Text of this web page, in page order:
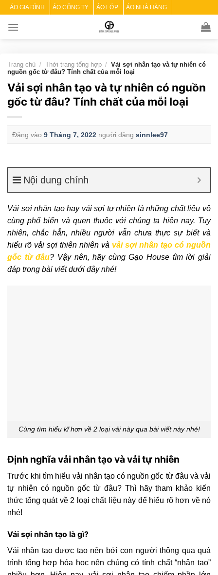
Skip
content
ÁO GIA ĐÌNH ÁO CÔNG TY ÁO LỚP ÁO NHÀ HÀNG
Trang chủ / Thời trang tổng hợp / Vải sợi nhân tạo và tự nhiên có
nguồn gốc từ đâu? Tính chất của mỗi loại
Vải sợi nhân tạo và tự nhiên có nguồn
gốc từ đâu? Tính chất của mỗi loại
Đăng vào 9 Tháng 7, 2022 người đăng sinnlee97
Nội dung chính
Vải sợi nhân tạo hay vải sợi tự nhiên là những chất liệu vô
cùng phổ biến và quen thuộc với chúng ta hiện nay. Tuy
nhiên, chắc hẳn, nhiều người vẫn chưa thực sự biết và
hiểu rõ vải sợi thiên nhiên và vải sợi nhân tạo có nguồn
gốc từ đâu? Vậy nên, hãy cùng Gạo House tìm lời giải
đáp trong bài viết dưới đây nhé!
Cùng tìm hiểu kĩ hơn về 2 loại vải này qua bài viết này nhé!
Định nghĩa vải nhân tạo và vải tự nhiên
Trước khi tìm hiểu vải nhân tạo có nguồn gốc từ đâu và vải
tự nhiên có nguồn gốc từ đâu? Thì hãy tham khảo kiến
thức tổng quát về 2 loại chất liệu này để hiểu rõ hơn về nó
nhé!
Vải sợi nhân tạo là gì?
Vải nhân tạo được tạo nên bởi con người thông qua quá
trình tổng hợp hóa học nên chúng có tính chất “nhân tạo”